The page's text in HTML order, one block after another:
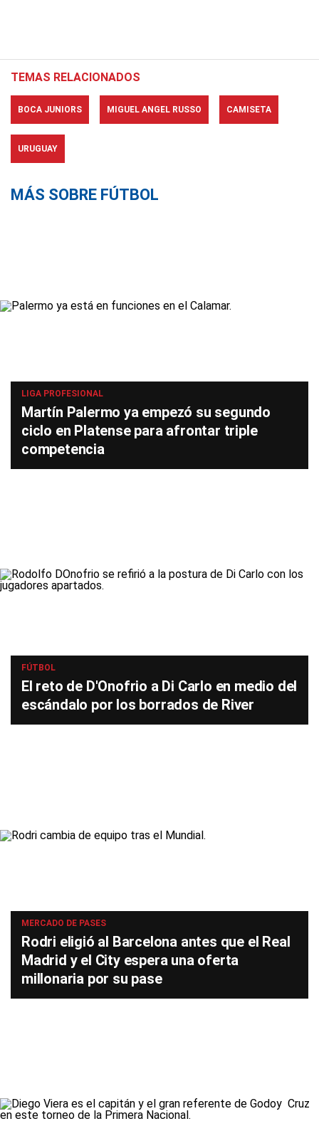
TEMAS RELACIONADOS
BOCA JUNIORS MIGUEL ANGEL RUSSO CAMISETA
URUGUAY
MÁS SOBRE FÚTBOL
LIGA PROFESIONAL
Martín Palermo ya empezó su segundo
ciclo en Platense para afrontar triple
competencia
FÚTBOL
El reto de D'Onofrio a Di Carlo en medio del
escándalo por los borrados de River
MERCADO DE PASES
Rodri eligió al Barcelona antes que el Real
Madrid y el City espera una oferta
millonaria por su pase